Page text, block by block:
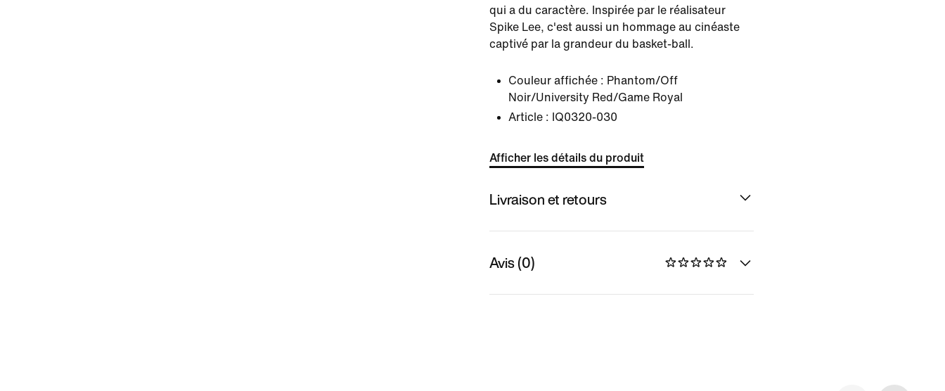
qui a du caractère. Inspirée par le réalisateur
Spike Lee, c'est aussi un hommage au cinéaste
captivé par la grandeur du basket-ball.
Couleur affichée : Phantom/Off
Noir/University Red/Game Royal
Article : IQ0320-030
Afficher les détails du produit
Livraison et retours
Avis (0)